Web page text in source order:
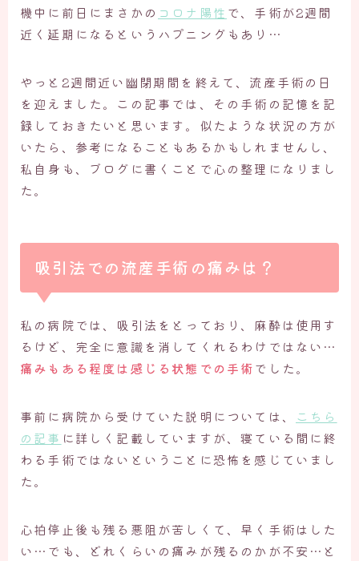
機中に前日にまさかの コロナ陽性 で、手術が2週間
近く延期になるというハプニングもあり…
やっと2週間近い幽閉期間を終えて、流産手術の日
を迎えました。この記事では、その手術の記憶を記
録しておきたいと思います。似たような状況の方が
いたら、参考になることもあるかもしれませんし、
私自身も、ブログに書くことで心の整理になりまし
た。
吸引法での流産手術の痛みは？
私の病院では、吸引法をとっており、麻酔は使用す
るけど、完全に意識を消してくれるわけではない…
痛みもある程度は感じる状態での手術でした。
事前に病院から受けていた説明については、 こちら
の記事 に詳しく記載していますが、寝ている間に終
わる手術ではないということに恐怖を感じていまし
た。
心拍停止後も残る悪阻が苦しくて、早く手術はした
い…でも、どれくらいの痛みが残るのかが不安…と